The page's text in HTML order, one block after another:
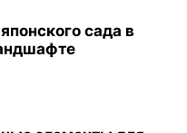
сада в